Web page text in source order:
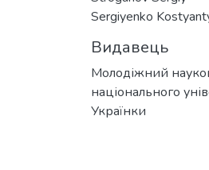
Sergiyenko
Видавець
Молодіжний
національного
Українки